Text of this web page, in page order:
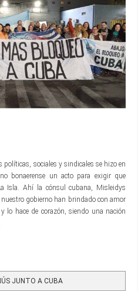
políticas, sociales y sindicales se hizo en
bonaerense un acto para exigir que
Isla. Ahí la cónsul cubana, Misleidys
gobierno han brindado con amor
lo hace de corazón, siendo una nación
JUNTO A CUBA